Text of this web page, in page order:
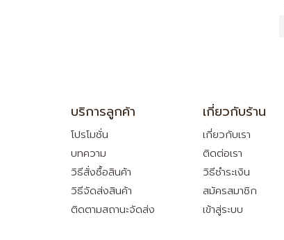
บริการลูกค้า
โปรโมชั่น
บทความ
วิธีสั่งซื้อสินค้า
วิธีจัดส่งสินค้า
ติดตามสถานะจัดส่ง
เกี่ยวกับร้าน
เกี่ยวกับเรา
ติดต่อเรา
วิธีชำระเงิน
สมัครสมาชิก
เข้าสู่ระบบ